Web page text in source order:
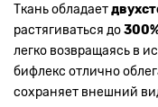
Ткань обладает
растягиваться до
легко возвращаясь в
бифлекс отлично
сохраняет внешний